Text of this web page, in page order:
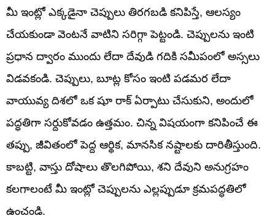
మీ ఇంట్లో ఎక్కడైనా చెప్పులు తిరగబడి కనిపిస్తే, ఆలస్యం
చేయకుండా వెంటనే వాటిని సరిగ్గా పెట్టండి. చెప్పులను ఇంటి
ప్రధాన ద్వారం ముందు లేదా దేవుడి గదికి సమీపంలో అస్సలు
విడవకండి. చెప్పులు, బూట్ల కోసం ఇంటి పడమర లేదా
వాయువ్య దిశలో ఒక షూ రాక్ ఏర్పాటు చేసుకుని, అందులో
పద్ధతిగా సర్దుకోవడం ఉత్తమం. చిన్న విషయంగా కనిపించే ఈ
తప్పు, జీవితంలో పెద్ద ఆర్థిక, మానసిక నష్టాలకు దారితీస్తుంది.
కాబట్టి, వాస్తు దోషాలు తొలగిపోయి, శని దేవుని అనుగ్రహం
కలగాలంటే మీ ఇంట్లో చెప్పులను ఎల్లప్పుడూ క్రమపద్ధతిలో
ఉంచండి.